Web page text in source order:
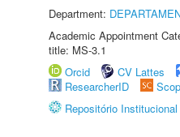
Department:
Academic Appointment
title: MS-3.1
Orcid
CV Lattes
ResearcherID
Repositório